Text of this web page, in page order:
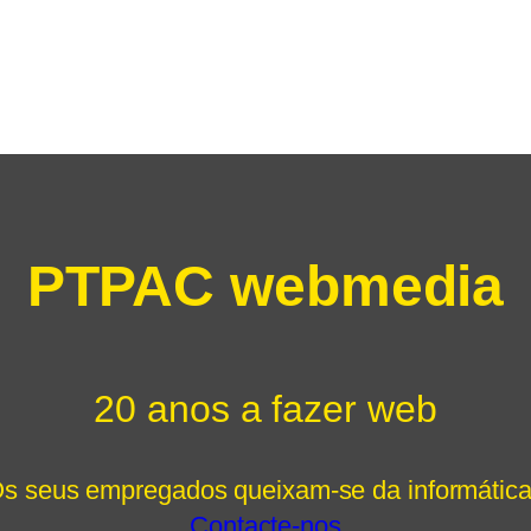
PTPAC webmedia
20 anos a fazer web
seus empregados queixam-se da